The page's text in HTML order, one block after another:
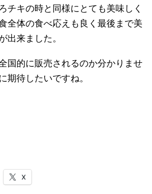
チキの時と同様にとても美味しく
全体の食べ応えも良く最後まで美
出来ました。
国的に販売されるのか分かりませ
期待したいですね。
X